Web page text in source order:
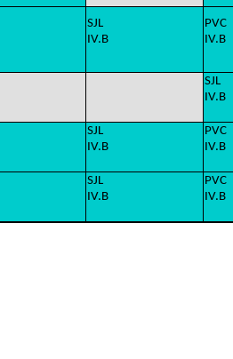
SJL
IV.B
PVC
IV.B
SJL
IV.B
SJL
IV.B
PVC
IV.B
SJL
IV.B
PVC
IV.B